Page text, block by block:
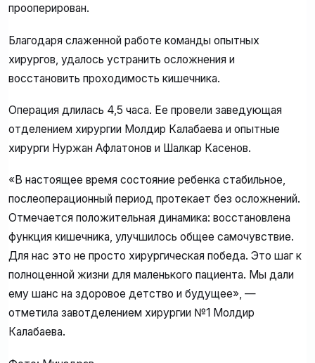
прооперирован.
Благодаря слаженной работе команды опытных
хирургов, удалось устранить осложнения и
восстановить проходимость кишечника.
Операция длилась 4,5 часа. Ее провели заведующая
отделением хирургии Молдир Калабаева и опытные
хирурги Нуржан Афлатонов и Шалкар Касенов.
«В настоящее время состояние ребенка стабильное,
послеоперационный период протекает без осложнений.
Отмечается положительная динамика: восстановлена
функция кишечника, улучшилось общее самочувствие.
Для нас это не просто хирургическая победа. Это шаг к
полноценной жизни для маленького пациента. Мы дали
ему шанс на здоровое детство и будущее», —
отметила завотделением хирургии №1 Молдир
Калабаева.